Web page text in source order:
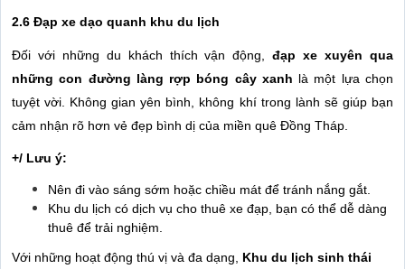
2.6 Đạp xe dạo quanh khu du lịch
Đối với những du khách thích vận động,đạp xe xuyên qua
những con đường làng rợp bóng cây xanh là một lựa chọn
tuyệt vời. Không gian yên bình, không khí trong lành sẽ giúp bạn
cảm nhận rõ hơn vẻ đẹp bình dị của miền quê Đồng Tháp.
+/ Lưu ý:
Nên đi vào sáng sớm hoặc chiều mát để tránh nắng gắt.
Khu du lịch có dịch vụ cho thuê xe đạp, bạn có thể dễ dàng
thuê để trải nghiệm.
Với những hoạt động thú vị và đa dạng, Khu du lịch sinh thái